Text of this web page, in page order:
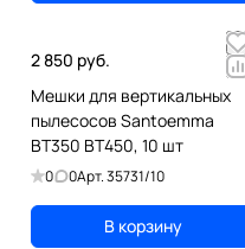
2 850 руб.
Мешки для вертикальных
пылесосов Santoemma
BT350 BT450, 10 шт
0 0Арт.35731/10
В корзину